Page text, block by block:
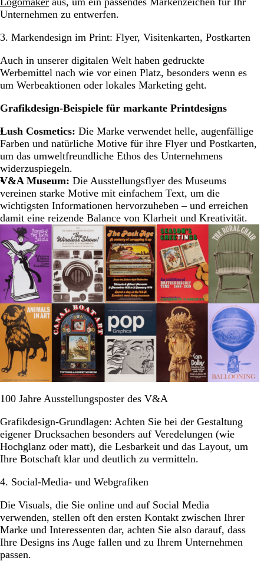
Unternehmen zu entwerfen.
3. Markendesign im Print: Flyer, Visitenkarten, Postkarten
Auch in unserer digitalen Welt haben gedruckte
Werbemittel nach wie vor einen Platz, besonders wenn es
um Werbeaktionen oder lokales Marketing geht.
Grafikdesign-Beispiele für markante Printdesigns
Lush Cosmetics: Die Marke verwendet helle, augenfällige
Farben und natürliche Motive für ihre Flyer und Postkarten,
um das umweltfreundliche Ethos des Unternehmens
widerzuspiegeln.
V&A Museum: Die Ausstellungsflyer des Museums
vereinen starke Motive mit einfachem Text, um die
wichtigsten Informationen hervorzuheben – und erreichen
damit eine reizende Balance von Klarheit und Kreativität.
100 Jahre Ausstellungsposter des V&A
Grafikdesign-Grundlagen: Achten Sie bei der Gestaltung
eigener Drucksachen besonders auf Veredelungen (wie
Hochglanz oder matt), die Lesbarkeit und das Layout, um
Ihre Botschaft klar und deutlich zu vermitteln.
4. Social-Media- und Webgrafiken
Die Visuals, die Sie online und auf Social Media
verwenden, stellen oft den ersten Kontakt zwischen Ihrer
Marke und Interessenten dar, achten Sie also darauf, dass
Ihre Designs ins Auge fallen und zu Ihrem Unternehmen
passen.